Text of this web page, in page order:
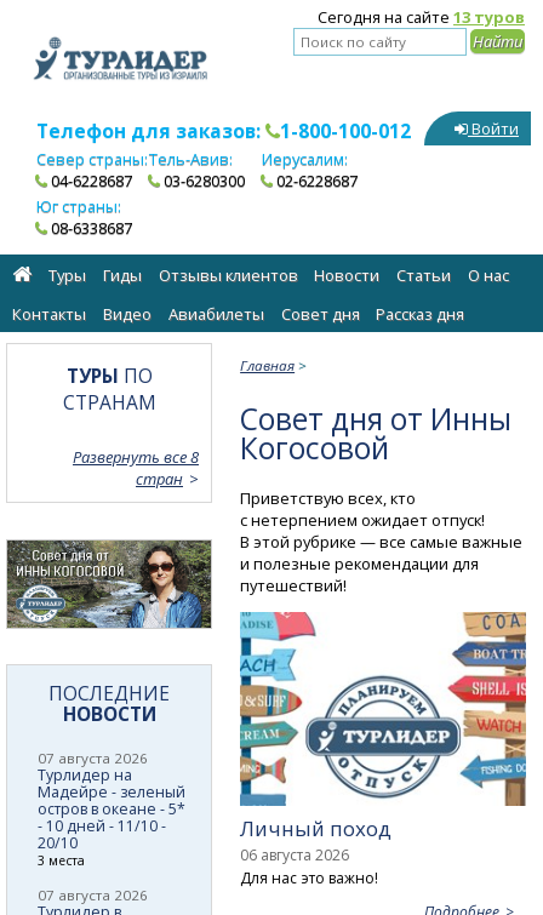
Сегодня на сайте 13 туров
Телефон для заказов: 1-800-100-012
Север страны:
04-6228687
Тель-Авив:
03-6280300
Иерусалим:
02-6228687
Юг страны:
08-6338687
Войти
Туры Гиды Отзывы клиентов Новости Статьи
О нас
Контакты
Видео Авиабилеты Cовет дня Рассказ дня
Главная >
Cовет дня от Инны
Когосовой
Приветствую всех, кто
c нетерпением ожидает отпуск!
В этой рубрике — все самые важные
и полезные рекомендации для
путешествий!
Личный поход
06 августа 2026
Для нас это важно!
ТУРЫ ПО
СТРАНАМ
Развернуть все 8
стран
ПОСЛЕДНИЕ
НОВОСТИ
07 августа 2026
Турлидер на
Мадейре - зеленый
остров в океане - 5*
- 10 дней - 11/10 -
20/10
3 места
07 августа 2026